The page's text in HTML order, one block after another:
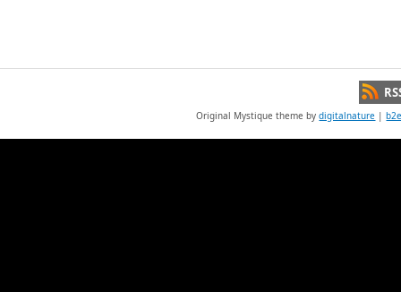
Original Mystique theme bydigitalnature |